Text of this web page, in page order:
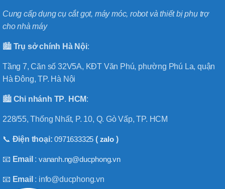
Cung cấp dụng cụ cắt gọt, máy móc, robot và thiết bị phụ trợ
cho nhà máy
🏙️ Trụ sở chính Hà Nội:
Tầng 7, Căn số 32V5A, KĐT Văn Phú, phường Phú La, quận
Hà Đông, TP. Hà Nội
🏙️ Chi nhánh TP. HCM:
228/55, Thống Nhất, P. 10, Q. Gò Vấp, TP. HCM
📞 Điện thoại:0971633325 ( zalo)
📧 Email :vananh.ng@ducphong.vn
📧 Email : info@ducphong.vn